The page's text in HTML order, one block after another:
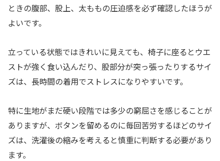
ときの腹部、股上、太ももの圧迫感を必ず確認したほうが
よいです。
立っている状態ではきれいに見えても、椅子に座るとウエ
ストが強く食い込んだり、股部分が突っ張ったりするサイ
ズは、長時間の着用でストレスになりやすいです。
特に生地がまだ硬い段階では多少の窮屈さを感じることが
ありますが、ボタンを留めるのに毎回苦労するほどのサイ
ズは、洗濯後の縮みを考えると慎重に判断する必要があり
ます。